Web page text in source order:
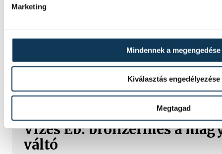
Marketing
Mindennek a megengedése
Kiválasztás engedélyezése
Megtagad
István Bazilika altemplomában.
Súlyos sikerek küszöbén
Három VEDAC-os súlyemelő is bekerült az
Versenyére (ORV) készülő magyar
remek formát mutattak az elmúlt
Vizes Eb: bronzérmes a
váltó